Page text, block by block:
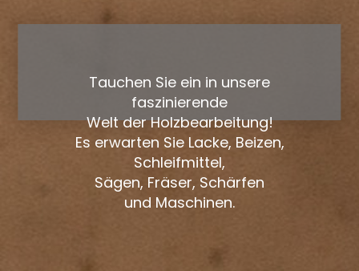
Tauchen Sie ein in unsere
faszinierende
Welt der Holzbearbeitung!
Es erwarten Sie Lacke, Beizen,
Schleifmittel,
Sägen, Fräser, Schärfen
und Maschinen.